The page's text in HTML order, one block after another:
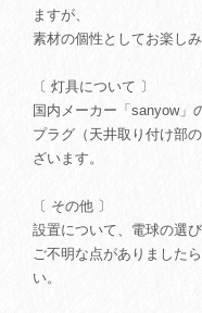
ますが、
素材の個性としてお楽し
〔 灯具について 〕
国内メーカー「sanyow」
プラグ（天井取り付け部
ざいます。
〔 その他 〕
設置について、電球の選
ご不明な点がありました
い。